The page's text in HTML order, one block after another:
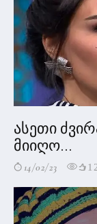
ასეთი
მიიღო...
14/02/23